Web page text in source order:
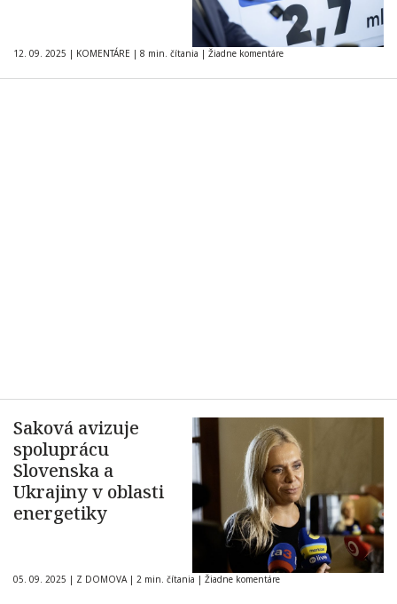
12. 09. 2025 | KOMENTÁRE | 8 min. čítania | Žiadne komentáre
Saková avizuje
spoluprácu
Slovenska a
Ukrajiny v oblasti
energetiky
05. 09. 2025 | Z DOMOVA | 2 min. čítania | Žiadne komentáre